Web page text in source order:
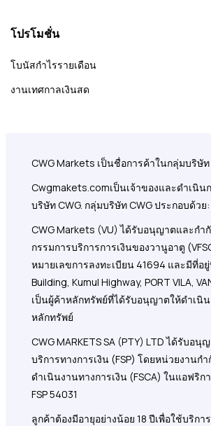
โปรโมชั่น
โบนัสกำไรรายเดือน
งานเทศกาลเงินสด
CWG Markets เป็นชื่อการค้าในกลุ่มบริษัท
Cwgmakets.comเป็นเจ้าของและดำเนิน
บริษัท CWG. กลุ่มบริษัท CWG ประกอบด้วย:
CWG Markets (VU) ได้รับอนุญาตและก
กรรมการบริการการเงินของวานูอาตู
หมายเลขการลงทะเบียน 41694 และมีที่อ
Building, Kumul Highway, PORT VILA,
เป็นผู้ค้าหลักทรัพย์ที่ได้รับอนุญาตให้ดำเนิ
หลักทรัพย์
CWG MARKETS SA (PTY) LTD ได้รับอนุ
บริการทางการเงิน (FSP) โดยหน่วยงานก
ดำเนินงานทางการเงิน (FSCA) ในแอฟริก
FSP 54031
ลูกค้าต้องมีอายุอย่างน้อย 18 ปีเพื่อใช้บริกา